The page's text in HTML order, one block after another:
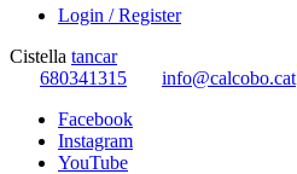
Login / Register
Cistella tancar
680341315
info@calcobo.cat
Facebook
Instagram
YouTube